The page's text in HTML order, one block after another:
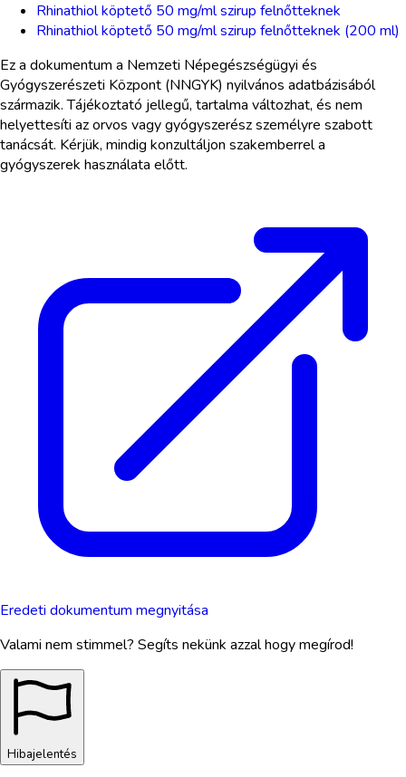
Rhinathiol köptető 50 mg/ml szirup felnőtteknek
Rhinathiol köptető 50 mg/ml szirup felnőtteknek (200 ml)
Ez a dokumentum a Nemzeti Népegészségügyi és
Gyógyszerészeti Központ (NNGYK) nyilvános adatbázisából
származik. Tájékoztató jellegű, tartalma változhat, és nem
helyettesíti az orvos vagy gyógyszerész személyre szabott
tanácsát. Kérjük, mindig konzultáljon szakemberrel a
gyógyszerek használata előtt.
Eredeti dokumentum megnyitása
Valami nem stimmel? Segíts nekünk azzal hogy megírod!
Hibajelentés